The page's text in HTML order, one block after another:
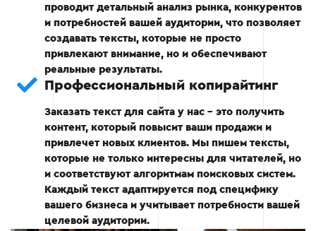
Формирование семантического ядра.
Этап 2
Этап 3: Написание текста
Оптимизация заголовков и подзаголовков.
проводит детальный анализ рынка, конкурентов
и потребностей вашей аудитории, что позволяет
создавать тексты, которые не просто
привлекают внимание, но и обеспечивают
реальные результаты.
Профессиональный копирайтинг
Заказать текст для сайта у нас - это получить
контент, который повысит ваши продажи и
привлечет новых клиентов. Мы пишем тексты,
которые не только интересны для читателей, но
и соответствуют алгоритмам поисковых систем.
Каждый текст адаптируется под специфику
вашего бизнеса и учитывает потребности вашей
целевой аудитории.